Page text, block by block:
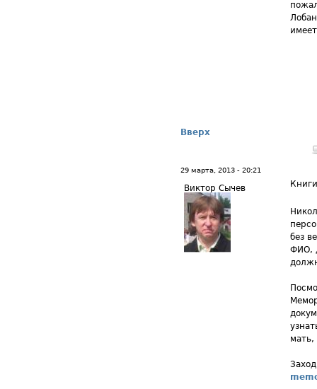
Вверх
29 марта, 2013 - 20:21
Виктор Сычев
без
ФИО,
мать,